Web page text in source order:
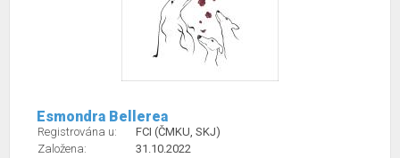
Esmondra Bellerea
Registrována u:
FCI (ČMKU, SKJ)
Založena:
31.10.2022